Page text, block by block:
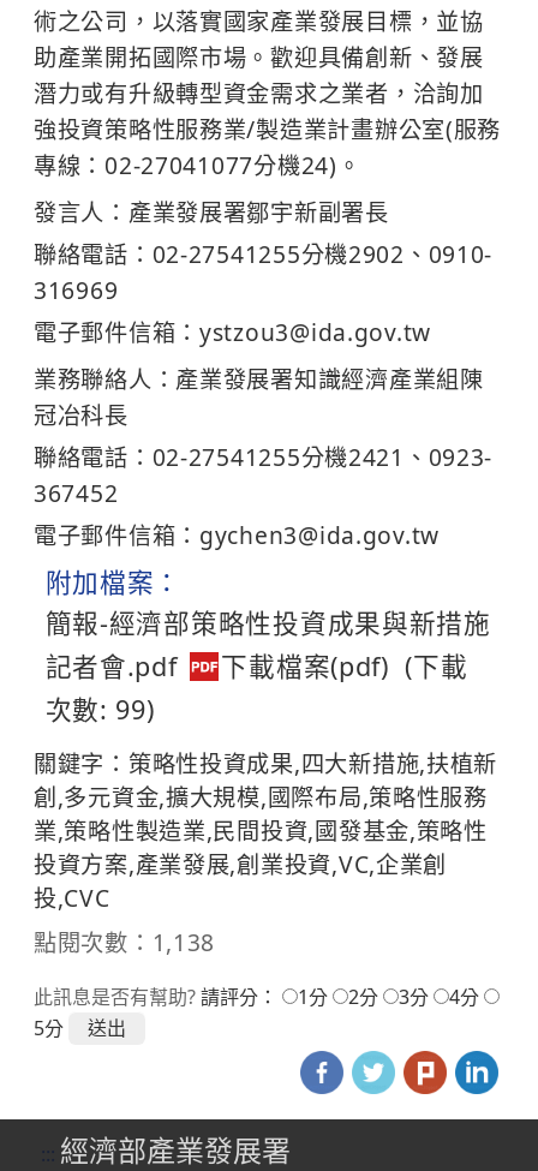
術之公司，以落實國家產業發展目標，並協
助產業開拓國際市場。歡迎具備創新、發展
潛力或有升級轉型資金需求之業者，洽詢加
強投資策略性服務業/製造業計畫辦公室(服務
專線：02-27041077分機24)。
發言人：產業發展署鄒宇新副署長
聯絡電話：02-27541255分機2902、0910-
316969
電子郵件信箱：ystzou3@ida.gov.tw
業務聯絡人：產業發展署知識經濟產業組陳
冠冶科長
聯絡電話：02-27541255分機2421、0923-
367452
電子郵件信箱：gychen3@ida.gov.tw
附加檔案：
簡報-經濟部策略性投資成果與新措施
記者會.pdf
(下載
次數: 99)
關鍵字：策略性投資成果,四大新措施,扶植新
創,多元資金,擴大規模,國際布局,策略性服務
業,策略性製造業,民間投資,國發基金,策略性
投資方案,產業發展,創業投資,VC,企業創
投,CVC
點閱次數：1,138
此訊息是否有幫助?請評分： 1分 2分 3分
4分
5分
::: 經濟部產業發展署